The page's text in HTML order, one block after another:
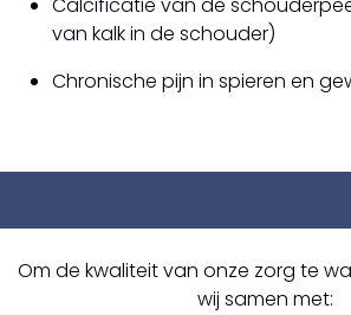
Calcificatie van de
van kalk in de schouder)
Chronische pijn in spieren en
Om de kwaliteit van onze zorg te
wij samen met: